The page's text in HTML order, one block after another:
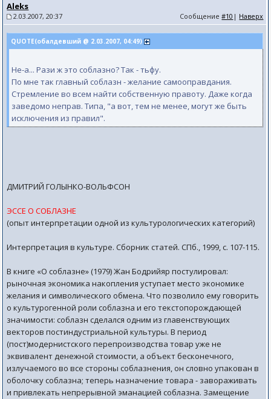
Aleks
2.03.2007, 20:37 Сообщение#10 | Наверх
QUOTE(обалдевший @ 2.03.2007, 04:49)
Не-а... Рази ж это соблазно? Так - тьфу.
По мне так главный соблазн - желание самооправдания.
Стремление во всем найти собственную правоту. Даже когда
заведомо неправ. Типа, "а вот, тем не менее, могут же быть
исключения из правил".
ДМИТРИЙ ГОЛЫНКО-ВОЛЬФСОН
ЭССЕ О СОБЛАЗНЕ
(опыт интерпретации одной из культурологических категорий)
Интерпретация в культуре. Сборник статей. СПб., 1999, с. 107-115.
В книге «О соблазне» (1979) Жан Бодрийяр постулировал:
рыночная экономика накопления уступает место экономике
желания и символического обмена. Что позволило ему говорить
о культурогенной роли соблазна и его текстопорождающей
значимости: соблазн сделался одним из главенствующих
векторов постиндустриальной культуры. В период
(пост)модернистского перепроизводства товар уже не
эквивалент денежной стоимости, а объект бесконечного,
излучаемого во все стороны соблазнения, он словно упакован в
оболочку соблазна; теперь назначение товара - завораживать
и привлекать непрерывной эманацией соблазна. Замещение